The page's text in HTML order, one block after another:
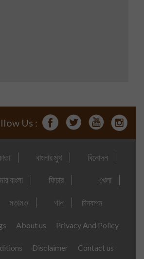
Us :
বাংলার মুখ বিনোদন
বাংলা ফিচার খেলা
মতামত গান দিনযাপন
About us Privacy And Policy
Disclaimer Contact us